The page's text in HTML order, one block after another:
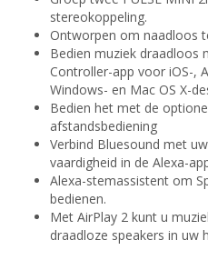
stereokoppeling.
Ontworpen om naadloos
Bedien muziek draadloos
Controller-app voor iOS-,
Windows- en Mac OS X-
Bedien het met de
afstandsbediening
Verbind Bluesound met
vaardigheid in de Alexa-
Alexa-stemassistent om
bedienen.
Met AirPlay 2 kunt u
draadloze speakers in uw